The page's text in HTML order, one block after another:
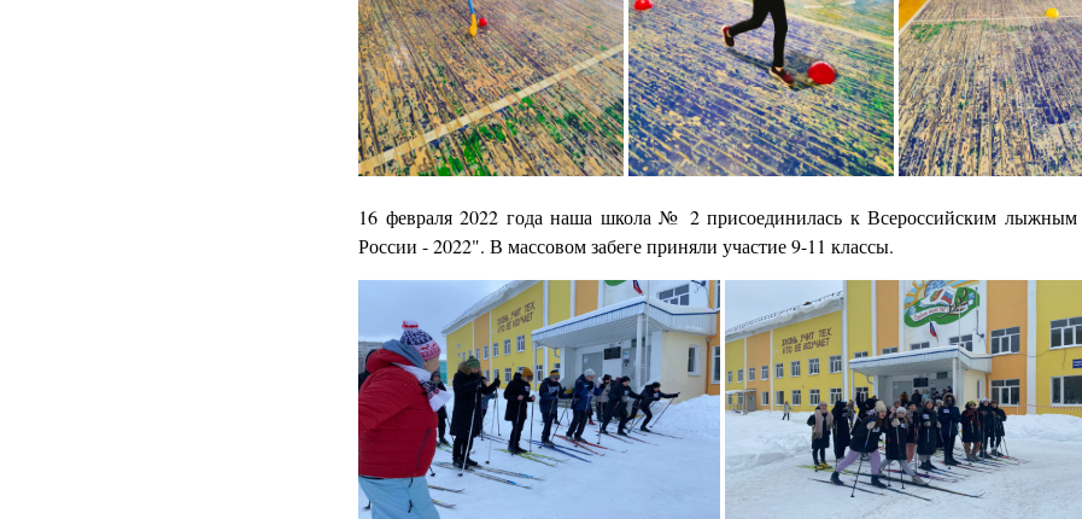
16 февраля 2022 года наша школа № 2 присоединилась к Всероссийским
России - 2022". В массовом забеге приняли участие 9-11 классы.